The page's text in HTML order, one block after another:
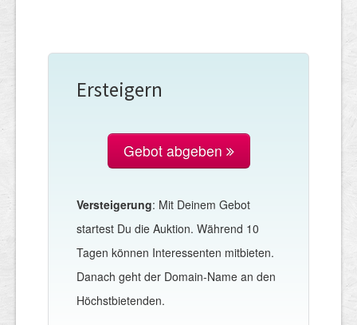
Ersteigern
Gebot abgeben
Versteigerung: Mit Deinem Gebot
startest Du die Auktion. Während 10
Tagen können Interessenten mitbieten.
Danach geht der Domain-Name an den
Höchstbietenden.